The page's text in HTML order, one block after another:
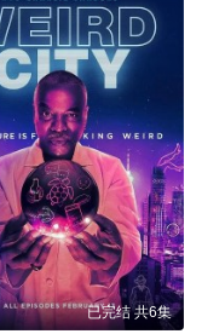
已完结 共6集